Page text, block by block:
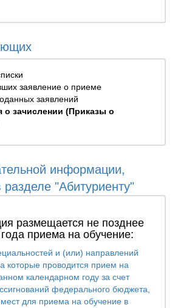
заявление о приеме
заявлений
зачислении (Приказы о
информации,
"Абитуриенту"
размещается не позднее
приема на обучение:
и (или) направлений
которые проводится прием на
календарном году за счет
федерального бюджета,
мест для приема на обучение в